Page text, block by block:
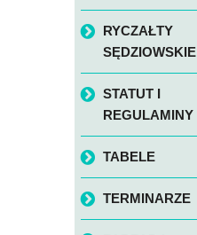
RYCZAŁTY
SĘDZIOWSKIE
STATUT I
REGULAMINY
TABELE
TERMINARZE